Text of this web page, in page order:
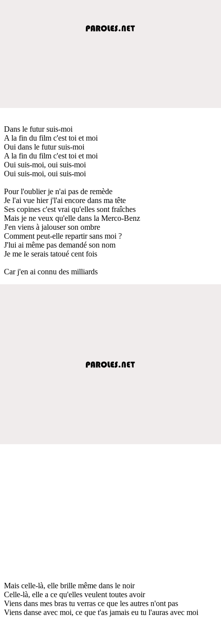
Dans le futur suis-moi
A la fin du film c'est toi et moi
Oui dans le futur suis-moi
A la fin du film c'est toi et moi
Oui suis-moi, oui suis-moi
Oui suis-moi, oui suis-moi
Pour l'oublier je n'ai pas de remède
Je l'ai vue hier j'l'ai encore dans ma tête
Ses copines c'est vrai qu'elles sont fraîches
Mais je ne veux qu'elle dans la Merco-Benz
J'en viens à jalouser son ombre
Comment peut-elle repartir sans moi ?
J'lui ai même pas demandé son nom
Je me le serais tatoué cent fois
Car j'en ai connu des milliards
Mais celle-là, elle brille même dans le noir
Celle-là, elle a ce qu'elles veulent toutes avoir
Viens dans mes bras tu verras ce que les autres n'ont pas
Viens danse avec moi, ce que t'as jamais eu tu l'auras avec moi